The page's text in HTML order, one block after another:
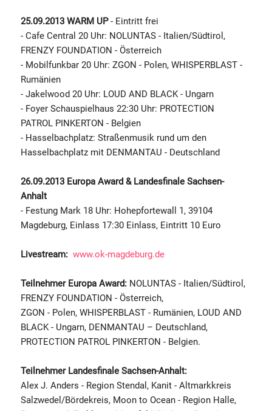
25.09.2013 WARM UP- Eintritt frei
- Cafe Central 20 Uhr: NOLUNTAS - Italien/Südtirol,
FRENZY FOUNDATION - Österreich
- Mobilfunkbar 20 Uhr: ZGON - Polen, WHISPERBLAST -
Rumänien
- Jakelwood 20 Uhr: LOUD AND BLACK - Ungarn
- Foyer Schauspielhaus 22:30 Uhr: PROTECTION
PATROL PINKERTON - Belgien
- Hasselbachplatz: Straßenmusik rund um den
Hasselbachplatz mit DENMANTAU - Deutschland
26.09.2013 Europa Award & Landesfinale Sachsen-
Anhalt
- Festung Mark 18 Uhr: Hohepfortewall 1, 39104
Magdeburg, Einlass 17:30 Einlass, Eintritt 10 Euro
Livestream: www.ok-magdeburg.de
Teilnehmer Europa Award: NOLUNTAS - Italien/Südtirol,
FRENZY FOUNDATION - Österreich,
ZGON - Polen, WHISPERBLAST - Rumänien, LOUD AND
BLACK - Ungarn, DENMANTAU – Deutschland,
PROTECTION PATROL PINKERTON - Belgien.
Teilnehmer Landesfinale Sachsen-Anhalt:
Alex J. Anders - Region Stendal, Kanit - Altmarkkreis
Salzwedel/Bördekreis, Moon to Ocean - Region Halle,